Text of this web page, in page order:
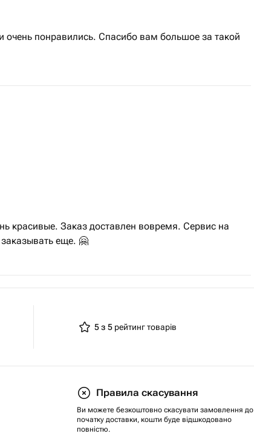
понравились. Спасибо вам большое за такой
красивые. Заказ доставлен вовремя. Сервис на
еще. 🤗
5 з 5 рейтинг товарів
Правила скасування
Ви можете безкоштовно скасувати замовлення до
початку доставки, кошти буде відшкодовано
повністю.